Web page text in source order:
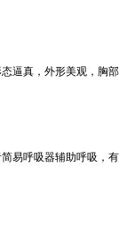
逼真，外形美观，胸
易呼吸器辅助呼吸，